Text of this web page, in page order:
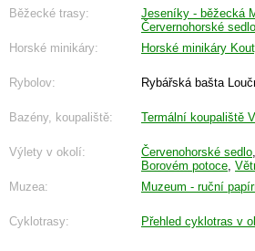
Běžecké trasy:
Jeseníky - běžecká
Červernohorské
Horské minikáry:
Horské minikáry
Rybolov: Rybářská bašta
Bazény, koupaliště: Termální koupaliště
Výlety v okolí: Červenohorské sedlo
Borovém potoce,
Muzea:
Muzeum - ruční
Cyklotrasy: Přehled cyklotras v